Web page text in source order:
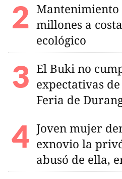
Mantenimiento
millones a
ecológico
El Buki no
expectativas
Feria de
Joven mujer
exnovio la
abusó de ella,